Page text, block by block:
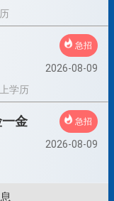
急招
2026-08-09
学历
金 急招
2026-08-09